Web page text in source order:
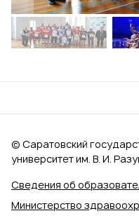
Сведения об
Министерство
© Саратовский
университет им. В. И.